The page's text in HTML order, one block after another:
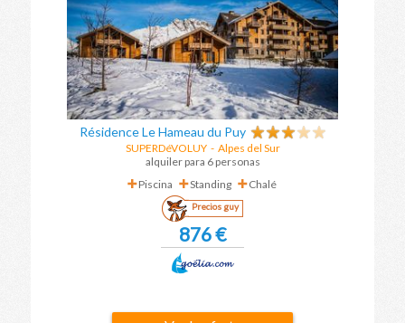
Résidence Le Hameau du Puy
SUPERDéVOLUY- Alpes del Sur
alquiler para 6 personas
Piscina
Standing Chalé
Precios guy
876 €